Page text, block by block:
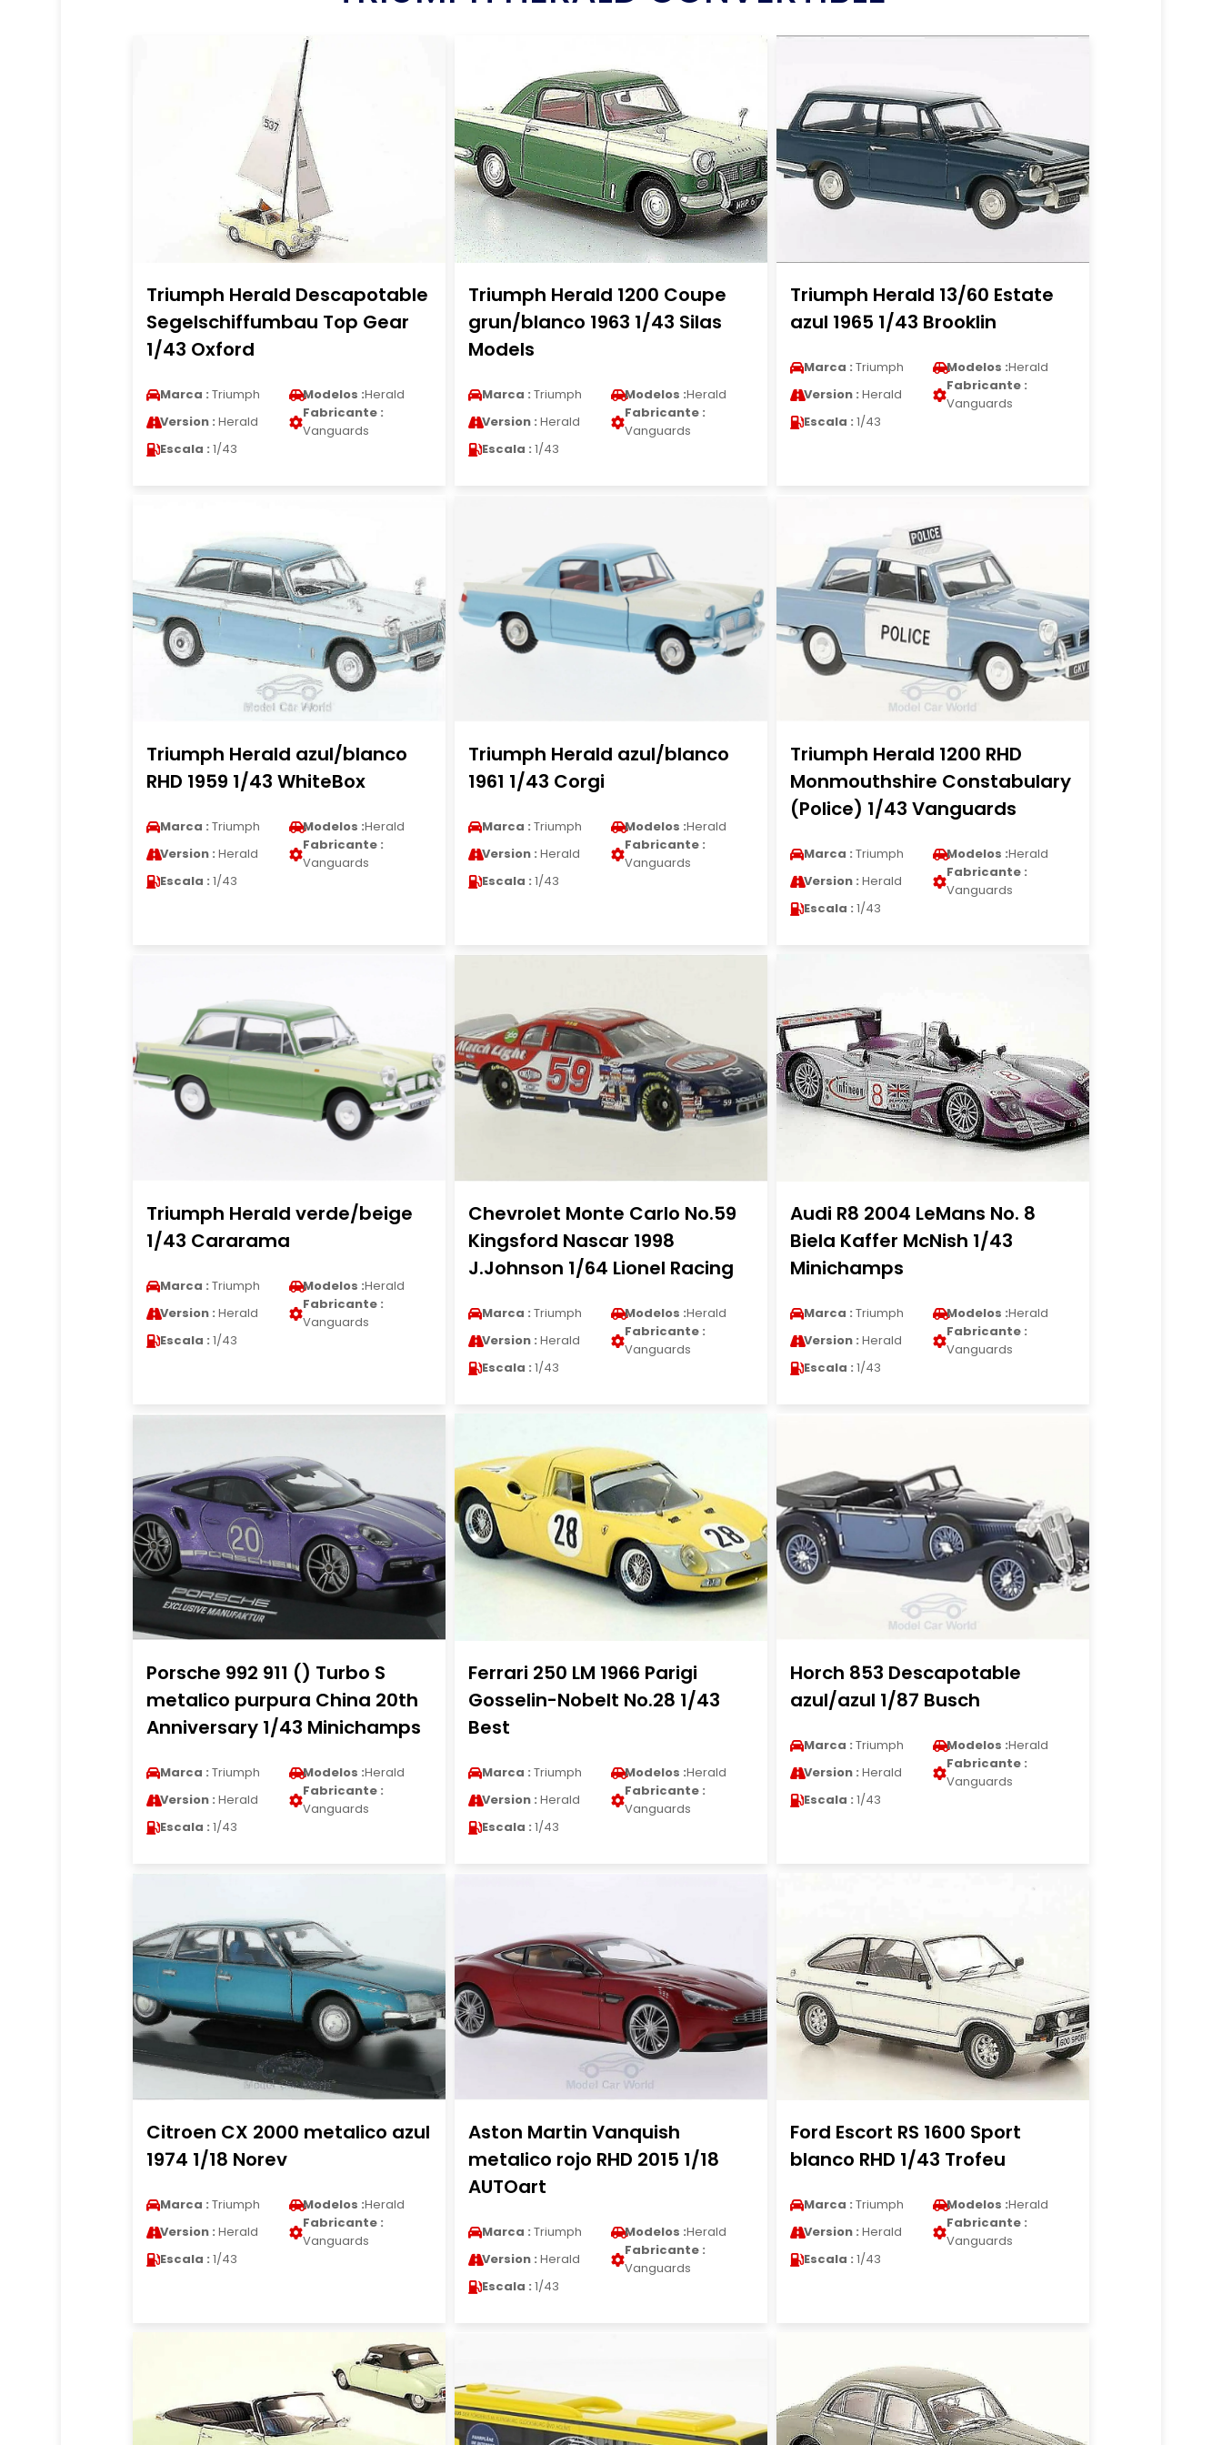
Triumph Herald Descapotable
Segelschiffumbau Top Gear
1/43 Oxford
Marca : Triumph Modelos :Herald
Version : Herald
Fabricante :
Vanguards
Escala : 1/43
Triumph Herald 1200 Coupe
grun/blanco 1963 1/43 Silas
Models
Marca : Triumph Modelos :Herald
Version : Herald
Fabricante :
Vanguards
Escala : 1/43
Triumph Herald 13/60 Estate
azul 1965 1/43 Brooklin
Marca : Triumph Modelos :Herald
Version : Herald
Fabricante :
Vanguards
Escala : 1/43
Triumph Herald azul/blanco
RHD 1959 1/43 WhiteBox
Marca : Triumph Modelos :Herald
Version : Herald
Fabricante :
Vanguards
Escala : 1/43
Triumph Herald azul/blanco
1961 1/43 Corgi
Marca : Triumph Modelos :Herald
Version : Herald
Fabricante :
Vanguards
Escala : 1/43
Triumph Herald 1200 RHD
Monmouthshire Constabulary
(Police) 1/43 Vanguards
Marca : Triumph Modelos :Herald
Version : Herald
Fabricante :
Vanguards
Escala : 1/43
Triumph Herald verde/beige
1/43 Cararama
Marca : Triumph Modelos :Herald
Version : Herald
Fabricante :
Vanguards
Escala : 1/43
Chevrolet Monte Carlo No.59
Kingsford Nascar 1998
J.Johnson 1/64 Lionel Racing
Marca : Triumph Modelos :Herald
Version : Herald
Fabricante :
Vanguards
Escala : 1/43
Audi R8 2004 LeMans No. 8
Biela Kaffer McNish 1/43
Minichamps
Marca : Triumph Modelos :Herald
Version : Herald
Fabricante :
Vanguards
Escala : 1/43
Porsche 992 911 () Turbo S
metalico purpura China 20th
Anniversary 1/43 Minichamps
Marca : Triumph Modelos :Herald
Version : Herald
Fabricante :
Vanguards
Escala : 1/43
Ferrari 250 LM 1966 Parigi
Gosselin-Nobelt No.28 1/43
Best
Marca : Triumph Modelos :Herald
Version : Herald
Fabricante :
Vanguards
Escala : 1/43
Horch 853 Descapotable
azul/azul 1/87 Busch
Marca : Triumph Modelos :Herald
Version : Herald
Fabricante :
Vanguards
Escala : 1/43
Citroen CX 2000 metalico azul
1974 1/18 Norev
Marca : Triumph Modelos :Herald
Version : Herald
Fabricante :
Vanguards
Escala : 1/43
Aston Martin Vanquish
metalico rojo RHD 2015 1/18
AUTOart
Marca : Triumph Modelos :Herald
Version : Herald
Fabricante :
Vanguards
Escala : 1/43
Ford Escort RS 1600 Sport
blanco RHD 1/43 Trofeu
Marca : Triumph Modelos :Herald
Version : Herald
Fabricante :
Vanguards
Escala : 1/43